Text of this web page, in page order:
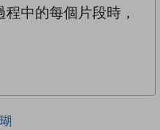
中的每個片段時，